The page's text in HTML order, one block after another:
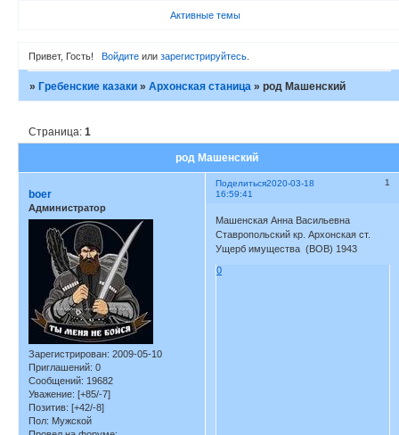
Активные темы
Привет, Гость! Войдитеили зарегистрируйтесь.
»Гребенские казаки »Архонская станица »род Машенский
род Машенский
Страница:1
Поделиться 1
2020-03-18
16:59:41
boer
Администратор
Зарегистрирован: 2009-05-10
Приглашений: 0
Сообщений: 19682
Уважение: [+85/-7]
Позитив: [+42/-8]
Пол: Мужской
Машенская Анна Васильевна
Ставропольский кр. Архонская ст.
Ущерб имущества (ВОВ) 1943
0